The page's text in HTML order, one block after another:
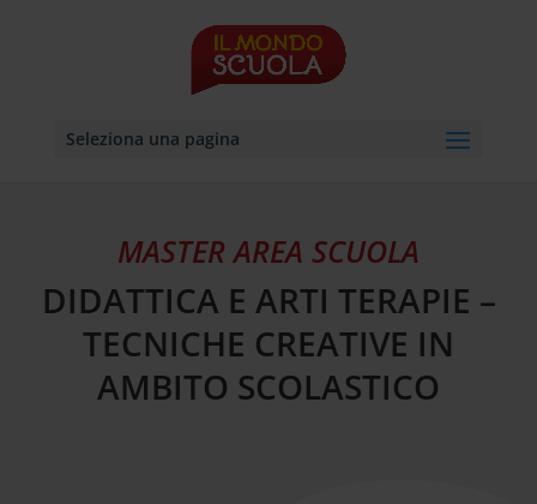
Seleziona una pagina
MASTER AREA SCUOLA
DIDATTICA E ARTI TERAPIE –
TECNICHE CREATIVE IN
AMBITO SCOLASTICO